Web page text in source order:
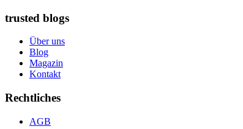
trusted blogs
Über uns
Blog
Magazin
Kontakt
Rechtliches
AGB